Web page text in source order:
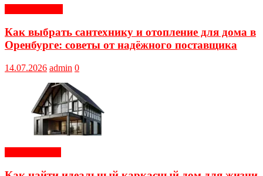
Как выбрать сантехнику и отопление для дома в
Оренбурге: советы от надёжного поставщика
14.07.2026 admin 0